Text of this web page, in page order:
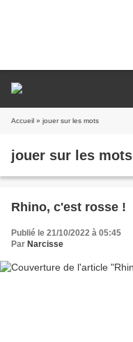
Accueil » jouer sur les mots
jouer sur les mots
Rhino, c'est rosse !
Publié le 21/10/2022 à 05:45
Par Narcisse